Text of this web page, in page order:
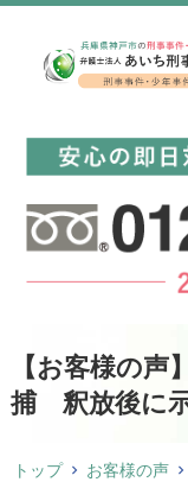
【お客様の
捕 釈放後に
トップ
お客様の声